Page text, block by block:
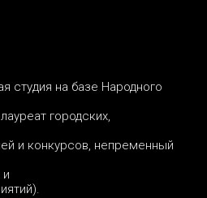
студия на базе Народного
городских,
и конкурсов, непременный
и